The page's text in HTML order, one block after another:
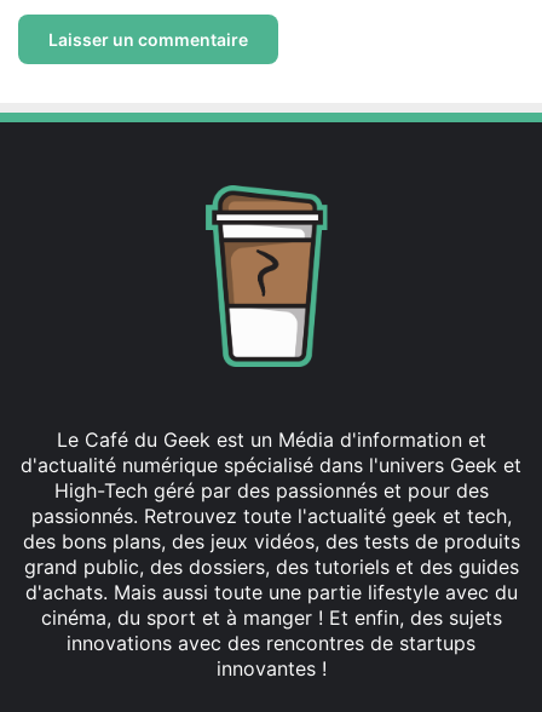
Le Café du Geek est un Média d'information et
d'actualité numérique spécialisé dans l'univers Geek et
High-Tech géré par des passionnés et pour des
passionnés. Retrouvez toute l'actualité geek et tech,
des bons plans, des jeux vidéos, des tests de produits
grand public, des dossiers, des tutoriels et des guides
d'achats. Mais aussi toute une partie lifestyle avec du
cinéma, du sport et à manger ! Et enfin, des sujets
innovations avec des rencontres de startups
innovantes !